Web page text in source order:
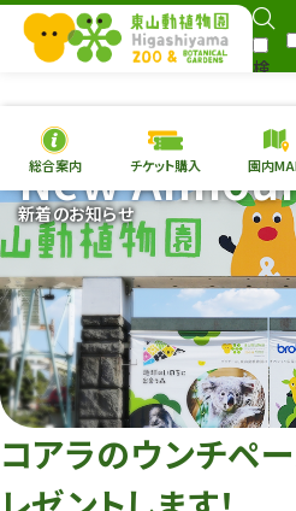
検
総合案内 チケット購入 園内
新着のお知らせ
New
コアラのウンチペ